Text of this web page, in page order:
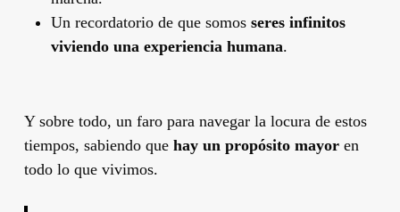
Un recordatorio de que somos seres infinitos
viviendo una experiencia humana.
Y sobre todo, un faro para navegar la locura de estos
tiempos, sabiendo que hay un propósito mayoren
todo lo que vivimos.